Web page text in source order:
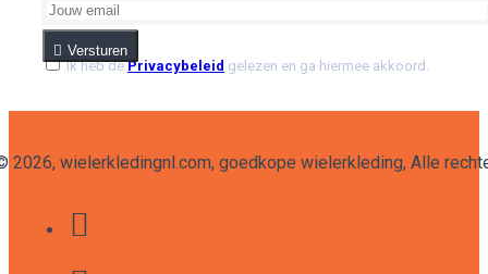
Versturen
Ik heb dePrivacybeleid gelezen en ga hiermee akkoord.
2026, wielerkledingnl.com, goedkope wielerkleding, Alle